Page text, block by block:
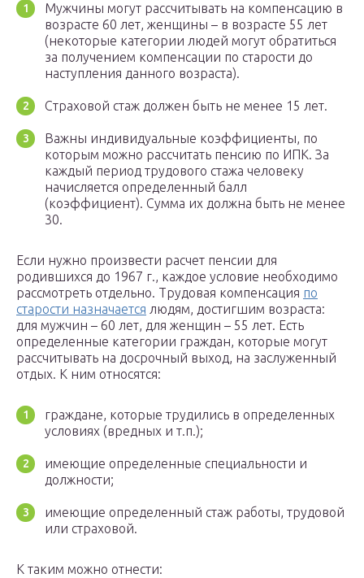
Мужчины могут рассчитывать на компенсацию в
возрасте 60 лет, женщины – в возрасте 55 лет
(некоторые категории людей могут обратиться
за получением компенсации по старости до
наступления данного возраста).
Страховой стаж должен быть не менее 15 лет.
Важны индивидуальные коэффициенты, по
которым можно рассчитать пенсию по ИПК. За
каждый период трудового стажа человеку
начисляется определенный балл
(коэффициент). Сумма их должна быть не менее
30.
Если нужно произвести расчет пенсии для
родившихся до 1967 г., каждое условие необходимо
рассмотреть отдельно. Трудовая компенсация по
старости назначается людям, достигшим возраста:
для мужчин – 60 лет, для женщин – 55 лет. Есть
определенные категории граждан, которые могут
рассчитывать на досрочный выход, на заслуженный
отдых. К ним относятся:
граждане, которые трудились в определенных
условиях (вредных и т.п.);
имеющие определенные специальности и
должности;
имеющие определенный стаж работы, трудовой
или страховой.
К таким можно отнести: